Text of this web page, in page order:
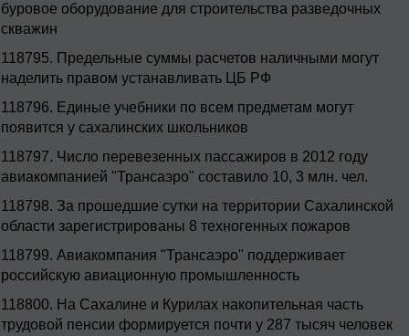
буровое оборудование для строительства разведочных
скважин
118795. Предельные суммы расчетов наличными могут
наделить правом устанавливать ЦБ РФ
118796. Единые учебники по всем предметам могут
появится у сахалинских школьников
118797. Число перевезенных пассажиров в 2012 году
авиакомпанией "Трансаэро" составило 10, 3 млн. чел.
118798. За прошедшие сутки на территории Сахалинской
области зарегистрированы 8 техногенных пожаров
118799. Авиакомпания "Трансаэро" поддерживает
российскую авиационную промышленность
118800. На Сахалине и Курилах накопительная часть
трудовой пенсии формируется почти у 287 тысяч человек